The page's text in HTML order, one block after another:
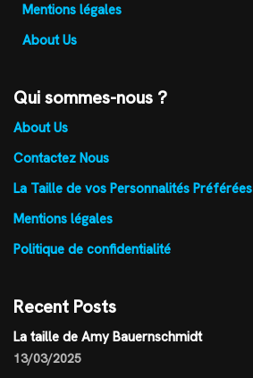
Mentions légales
About Us
Qui sommes-nous ?
About Us
Contactez Nous
La Taille de vos Personnalités Préférées
Mentions légales
Politique de confidentialité
Recent Posts
La taille de Amy Bauernschmidt
13/03/2025